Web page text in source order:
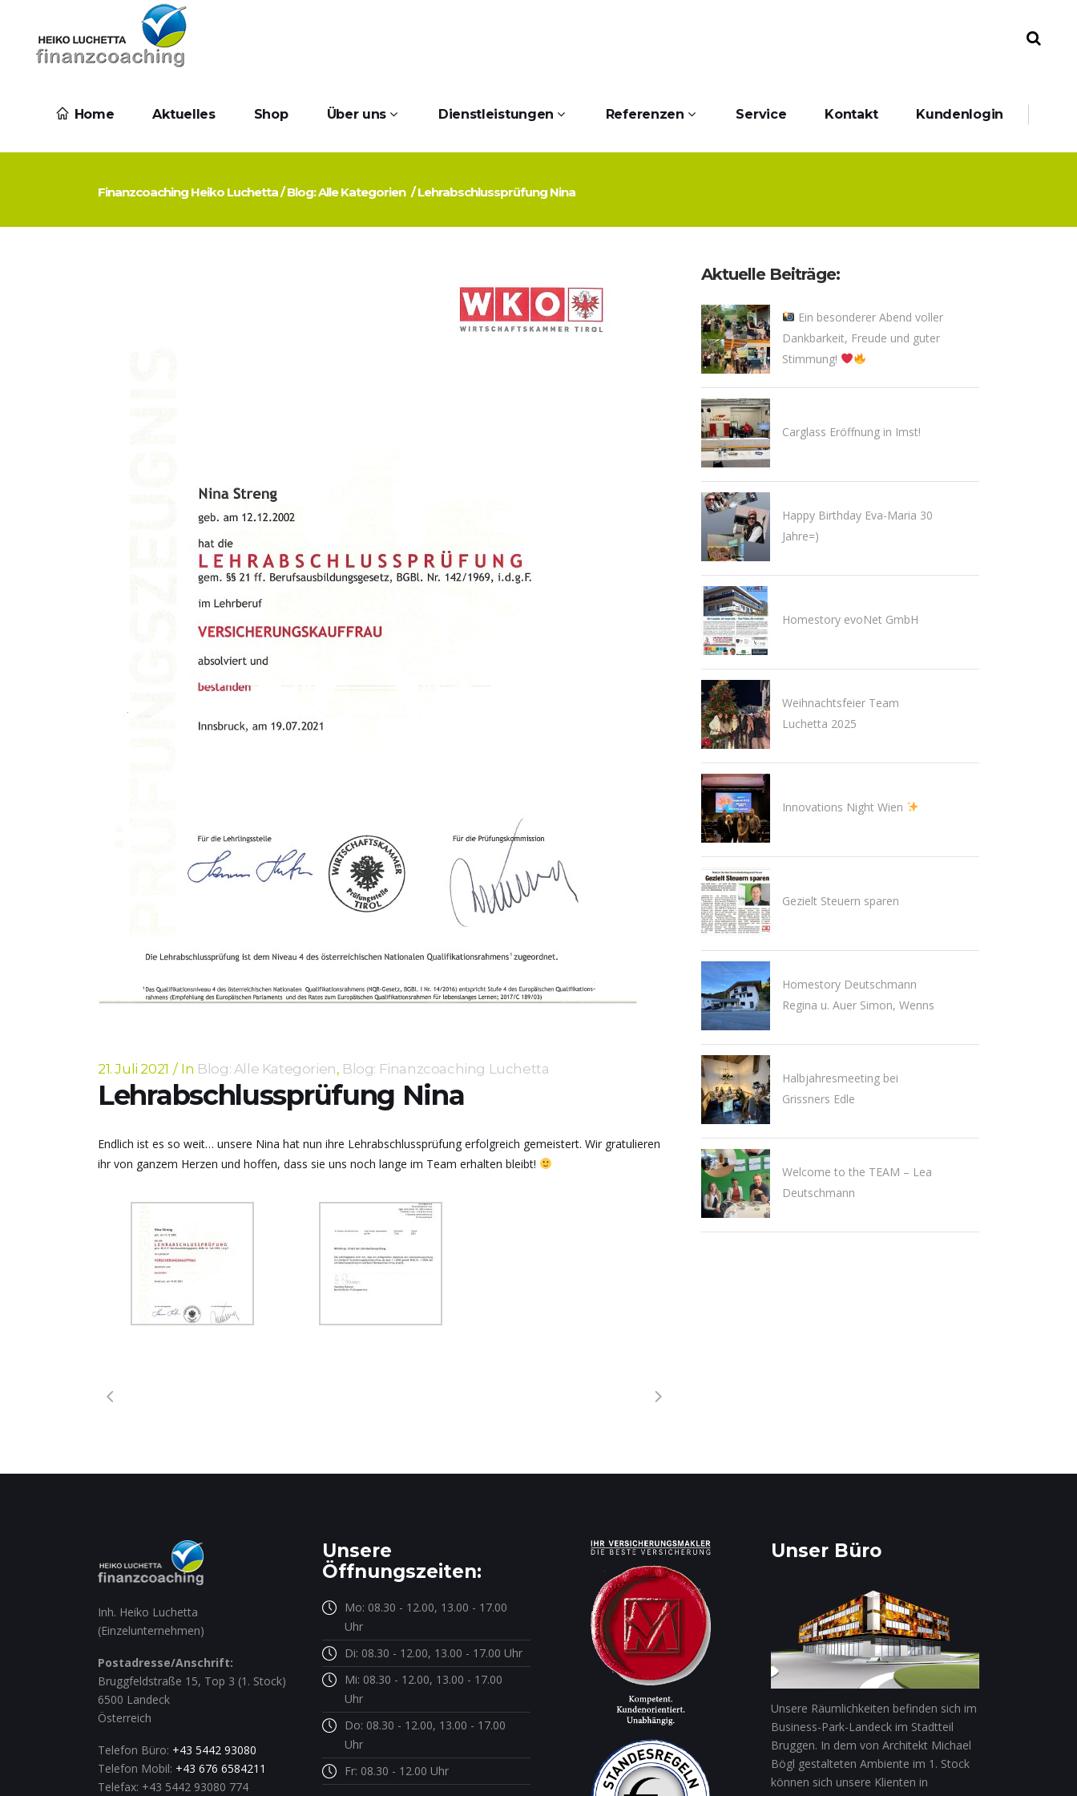
Home Aktuelles Shop Über uns Dienstleistungen Referenzen Service Kontakt Kundenlogin
Finanzcoaching Heiko Luchetta/Blog: Alle Kategorien /Lehrabschlussprüfung Nina
21. Juli 2021 In Blog: Alle Kategorien, Blog: Finanzcoaching Luchetta
Lehrabschlussprüfung Nina
Endlich ist es so weit… unsere Nina hat nun ihre Lehrabschlussprüfung erfolgreich gemeistert. Wir gratulieren
ihr von ganzem Herzen und hoffen, dass sie uns noch lange im Team erhalten bleibt!
Aktuelle Beiträge:
Ein besonderer Abend voller
Dankbarkeit, Freude und guter
Stimmung!
Carglass Eröffnung in Imst!
Happy Birthday Eva-Maria 30
Jahre=)
Homestory evoNet GmbH
Weihnachtsfeier Team
Luchetta 2025
Innovations Night Wien
Gezielt Steuern sparen
Homestory Deutschmann
Regina u. Auer Simon, Wenns
Halbjahresmeeting bei
Grissners Edle
Welcome to the TEAM – Lea
Deutschmann
Inh. Heiko Luchetta
(Einzelunternehmen)
Postadresse/Anschrift:
Bruggfeldstraße 15, Top 3 (1. Stock)
6500 Landeck
Österreich
Telefon Büro: +43 5442 93080
Telefon Mobil: +43 676 6584211
Telefax: +43 5442 93080 774
Unsere
Öffnungszeiten:
Mo: 08.30 - 12.00, 13.00 - 17.00
Uhr
Di: 08.30 - 12.00, 13.00 - 17.00 Uhr
Mi: 08.30 - 12.00, 13.00 - 17.00
Uhr
Do: 08.30 - 12.00, 13.00 - 17.00
Uhr
Fr: 08.30 - 12.00 Uhr
Unser Büro
Unsere Räumlichkeiten befinden sich im
Business-Park-Landeck im Stadtteil
Bruggen. In dem von Architekt Michael
Bögl gestalteten Ambiente im 1. Stock
können sich unsere Klienten in